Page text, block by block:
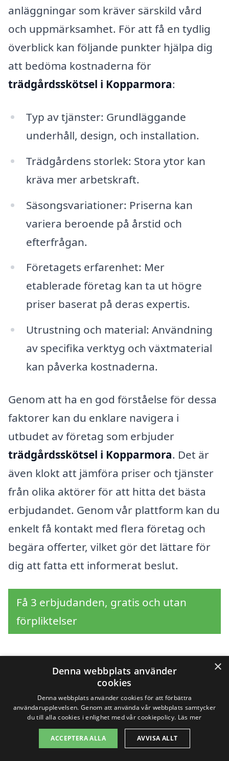
anläggningar som kräver särskild vård
och uppmärksamhet. För att få en tydlig
överblick kan följande punkter hjälpa dig
att bedöma kostnaderna för
trädgårdsskötsel i Kopparmora:
Typ av tjänster: Grundläggande
underhåll, design, och installation.
Trädgårdens storlek: Stora ytor kan
kräva mer arbetskraft.
Säsongsvariationer: Priserna kan
variera beroende på årstid och
efterfrågan.
Företagets erfarenhet: Mer
etablerade företag kan ta ut högre
priser baserat på deras expertis.
Utrustning och material: Användning
av specifika verktyg och växtmaterial
kan påverka kostnaderna.
Genom att ha en god förståelse för dessa
faktorer kan du enklare navigera i
utbudet av företag som erbjuder
trädgårdsskötsel i Kopparmora. Det är
även klokt att jämföra priser och tjänster
från olika aktörer för att hitta det bästa
erbjudandet. Genom vår plattform kan du
enkelt få kontakt med flera företag och
begära offerter, vilket gör det lättare för
dig att fatta ett informerat beslut.
Få 3 erbjudanden, gratis och utan
förpliktelser
Sök efter en
professionell för
trädgårdsskötsel i
andra städer nära
×
Denna webbplats använder
cookies
Denna webbplats använder cookies för att förbättra
användarupplevelsen. Genom att använda vår webbplats samtycker
du till alla cookies i enlighet med vår cookiepolicy. Läs mer
ACCEPTERA ALLA AVVISA ALLT